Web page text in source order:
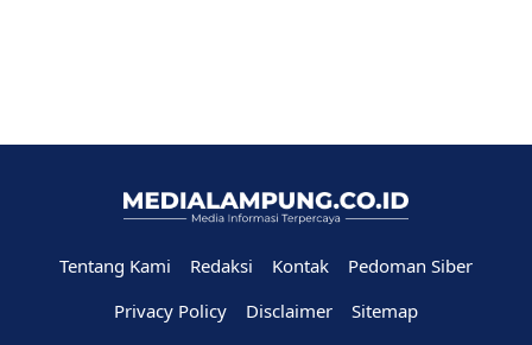
Tentang Kami Redaksi Kontak
Pedoman Siber
Privacy Policy
Disclaimer Sitemap